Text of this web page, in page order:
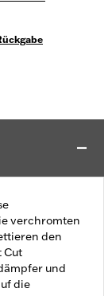
verchromten
den
Cut
und
die